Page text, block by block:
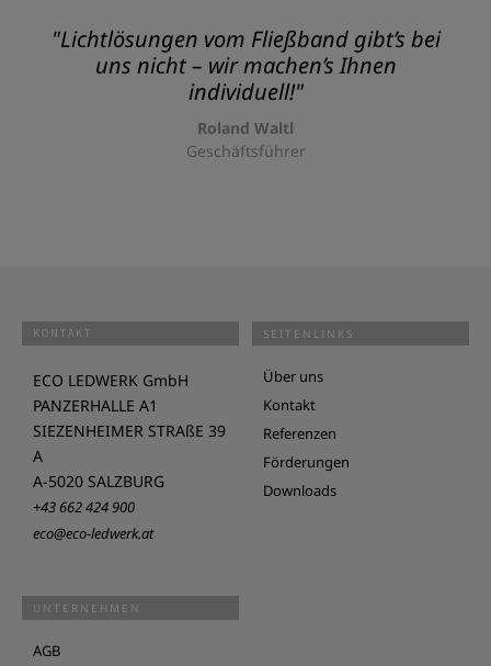
"Lichtlösungen vom Fließband gibt’s bei
uns nicht – wir machen’s Ihnen
individuell!"
Roland Waltl
Geschäftsführer
KONTAKT
ECO LEDWERK GmbH
PANZERHALLE A1
SIEZENHEIMER STRAßE 39
A
A-5020 SALZBURG
+43 662 424 900
eco@eco-ledwerk.at
SEITENLINKS
Über uns
Kontakt
Referenzen
Förderungen
Downloads
UNTERNEHMEN
AGB